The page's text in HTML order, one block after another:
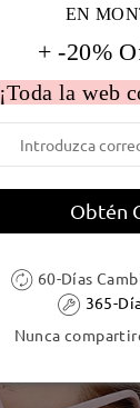
EN
+ -20%
¡Toda la web
Obtén
60-Días
365-
Nunca